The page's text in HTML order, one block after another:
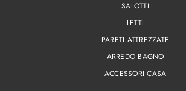
SALOTTI
LETTI
PARETI ATTREZZATE
ARREDO BAGNO
ACCESSORI CASA